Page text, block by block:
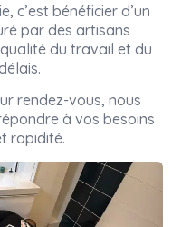
, c’est bénéficier d’un
par des artisans
du travail et du
rendez-vous, nous
à vos besoins
rapidité.